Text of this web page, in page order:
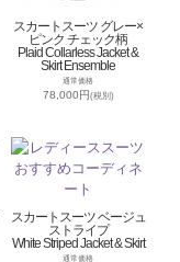
スカートスーツ グレー×
ピンク チェック柄
Plaid Collarless Jacket &
Skirt Ensemble
通常価格
78,000円(税別)
スカートスーツ ベージュ
ストライプ
White Striped Jacket & Skirt
通常価格